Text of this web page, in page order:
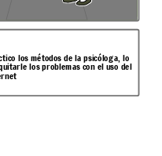
los métodos de la psicóloga, lo
los problemas con el uso del